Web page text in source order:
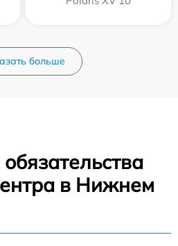
больше
в Нижнем